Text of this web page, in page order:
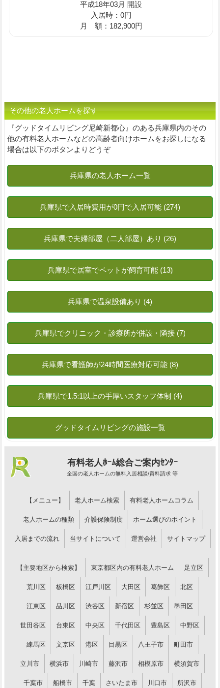
平成18年03月 開設
入居時：0円
月 額：182,900円
その他の老人ホームを探す
『グッドタイムリビング尼崎新都心』のある兵庫県内のその
他の有料老人ホームなどの高齢者向けホームをお探しになる
場合は以下のボタンよりどうぞ
有料老人ﾎｰﾑ総合ご案内ｾﾝﾀｰ
全国の老人ホームの無料入居相談/資料請求 等
【メニュー】 老人ホーム検索 有料老人ホームコラム
老人ホームの種類 介護保険制度 ホーム選びのポイント
入居までの流れ 当サイトについて 運営会社 サイトマップ
【主要地区から検索】 東京都区内の有料老人ホーム 足立区
荒川区 板橋区 江戸川区 大田区 葛飾区 北区
江東区 品川区 渋谷区 新宿区 杉並区 墨田区
世田谷区 台東区 中央区 千代田区 豊島区 中野区
練馬区 文京区 港区 目黒区 八王子市 町田市
立川市 横浜市 川崎市 藤沢市 相模原市 横須賀市
千葉市 船橋市 千葉 さいたま市 川口市 所沢市